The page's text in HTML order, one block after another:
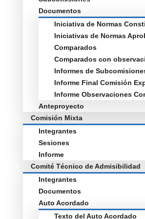
Documentos
Iniciativa de Normas
Iniciativas de Normas
Comparados
Comparados con
Informes de
Informe Final Comisión
Informe Observaciones
Anteproyecto
Comisión Mixta
Integrantes
Sesiones
Informe
Comité Técnico de Admisibilidad
Integrantes
Documentos
Auto Acordado
Texto del Auto Acordado